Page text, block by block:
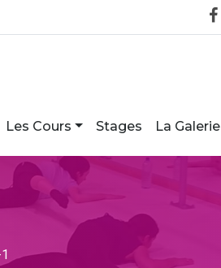
Les Cours Stages La Galerie